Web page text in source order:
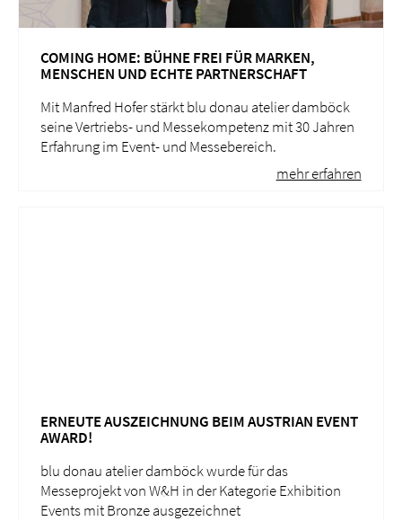
COMING HOME: BÜHNE FREI FÜR MARKEN,
MENSCHEN UND ECHTE PARTNERSCHAFT
Mit Manfred Hofer stärkt blu donau atelier damböck
seine Vertriebs- und Messekompetenz mit 30 Jahren
Erfahrung im Event- und Messebereich.
mehr erfahren
ERNEUTE AUSZEICHNUNG BEIM AUSTRIAN EVENT
AWARD!
blu donau atelier damböck wurde für das
Messeprojekt von W&H in der Kategorie Exhibition
Events mit Bronze ausgezeichnet